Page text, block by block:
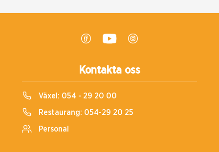
Kontakta oss
Växel: 054 - 29 20 00
Restaurang: 054-29 20 25
Personal